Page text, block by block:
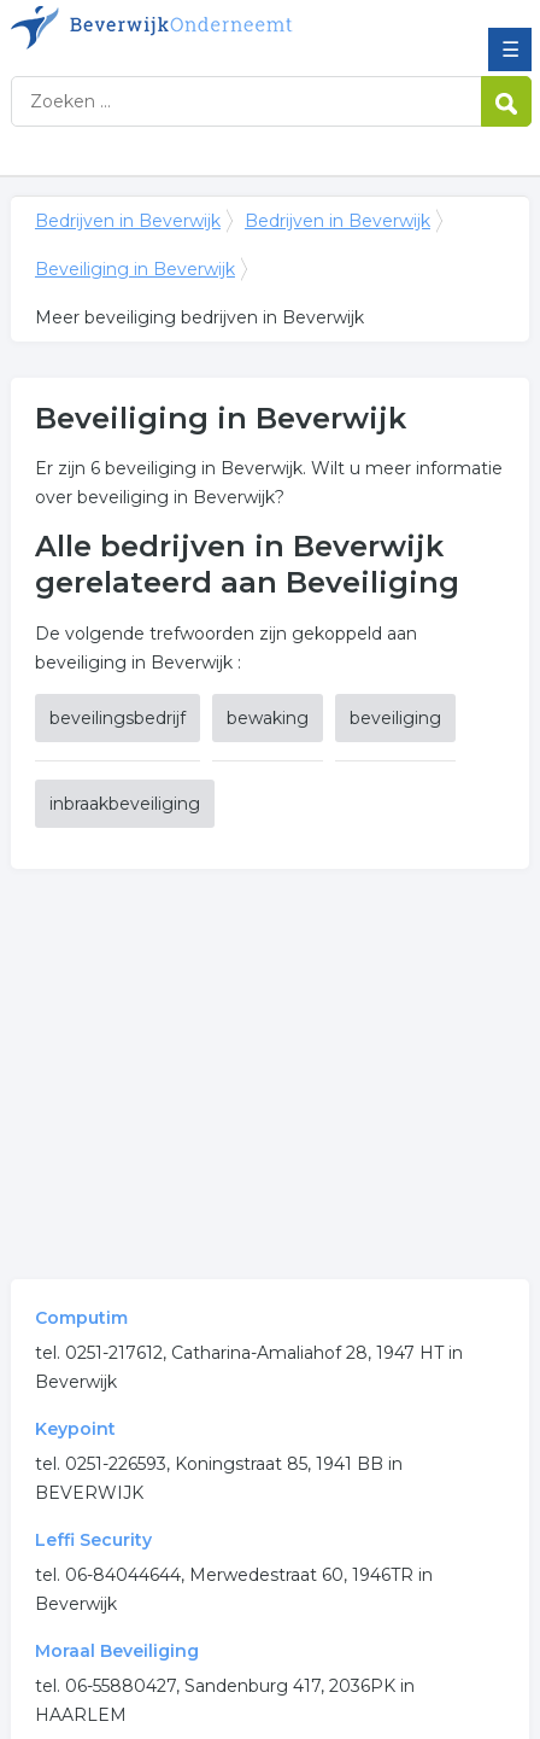
☰
Bedrijven in Beverwijk Bedrijven in Beverwijk
Beveiliging in Beverwijk
Meer beveiliging bedrijven in Beverwijk
Beveiliging in Beverwijk
Er zijn 6 beveiliging in Beverwijk. Wilt u meer informatie
over beveiliging in Beverwijk?
Alle bedrijven in Beverwijk
gerelateerd aan Beveiliging
De volgende trefwoorden zijn gekoppeld aan
beveiliging in Beverwijk :
beveilingsbedrijf bewaking beveiliging
inbraakbeveiliging
Computim
tel. 0251-217612, Catharina-Amaliahof 28, 1947 HT in
Beverwijk
Keypoint
tel. 0251-226593, Koningstraat 85, 1941 BB in
BEVERWIJK
Leffi Security
tel. 06-84044644, Merwedestraat 60, 1946TR in
Beverwijk
Moraal Beveiliging
tel. 06-55880427, Sandenburg 417, 2036PK in
HAARLEM